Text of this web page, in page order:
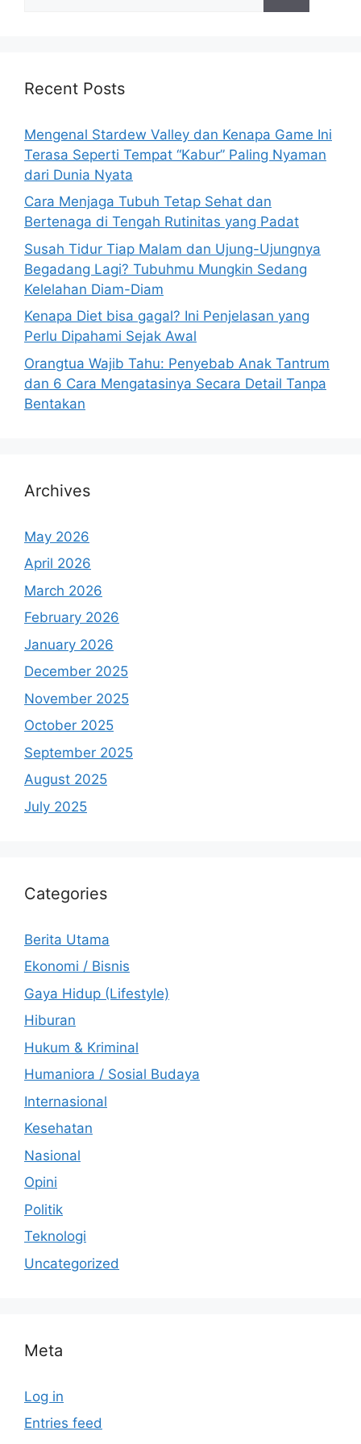
h
r
:
Recent Posts
Mengenal Stardew Valley dan Kenapa Game Ini
Terasa Seperti Tempat “Kabur” Paling Nyaman
dari Dunia Nyata
Cara Menjaga Tubuh Tetap Sehat dan
Bertenaga di Tengah Rutinitas yang Padat
Susah Tidur Tiap Malam dan Ujung-Ujungnya
Begadang Lagi? Tubuhmu Mungkin Sedang
Kelelahan Diam-Diam
Kenapa Diet bisa gagal? Ini Penjelasan yang
Perlu Dipahami Sejak Awal
Orangtua Wajib Tahu: Penyebab Anak Tantrum
dan 6 Cara Mengatasinya Secara Detail Tanpa
Bentakan
Archives
May 2026
April 2026
March 2026
February 2026
January 2026
December 2025
November 2025
October 2025
September 2025
August 2025
July 2025
Categories
Berita Utama
Ekonomi / Bisnis
Gaya Hidup (Lifestyle)
Hiburan
Hukum & Kriminal
Humaniora / Sosial Budaya
Internasional
Kesehatan
Nasional
Opini
Politik
Teknologi
Uncategorized
Meta
Log in
Entries feed